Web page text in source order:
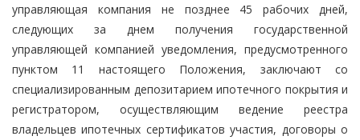
управляющая компания не позднее 45 рабочих дней,
следующих за днем получения государственной
управляющей компанией уведомления, предусмотренного
пунктом 11 настоящего Положения, заключают со
специализированным депозитарием ипотечного покрытия и
регистратором, осуществляющим ведение реестра
владельцев ипотечных сертификатов участия, договоры о